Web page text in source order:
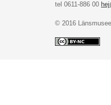
tel 0611-886 00
© 2016